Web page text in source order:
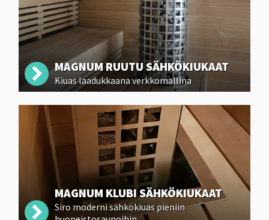
MAGNUM RUUTU SÄHKÖKIUKAAT
Kiuas laadukkaana verkkomallina
MAGNUM KLUBI SÄHKÖKIUKAAT
Siro moderni sähkökiuas pieniin